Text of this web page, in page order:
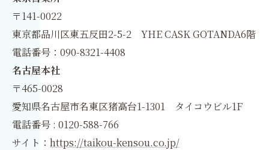
〒141-0022
東京都品川区東五反田2-5-2 YHE CASK GOTANDA6階
電話番号：090-8321-4408
名古屋本社
〒465-0028
愛知県名古屋市名東区猪高台1-1301 タイコウビル1F
電話番号 : 0120-588-766
サイト： https://taikou-kensou.co.jp/